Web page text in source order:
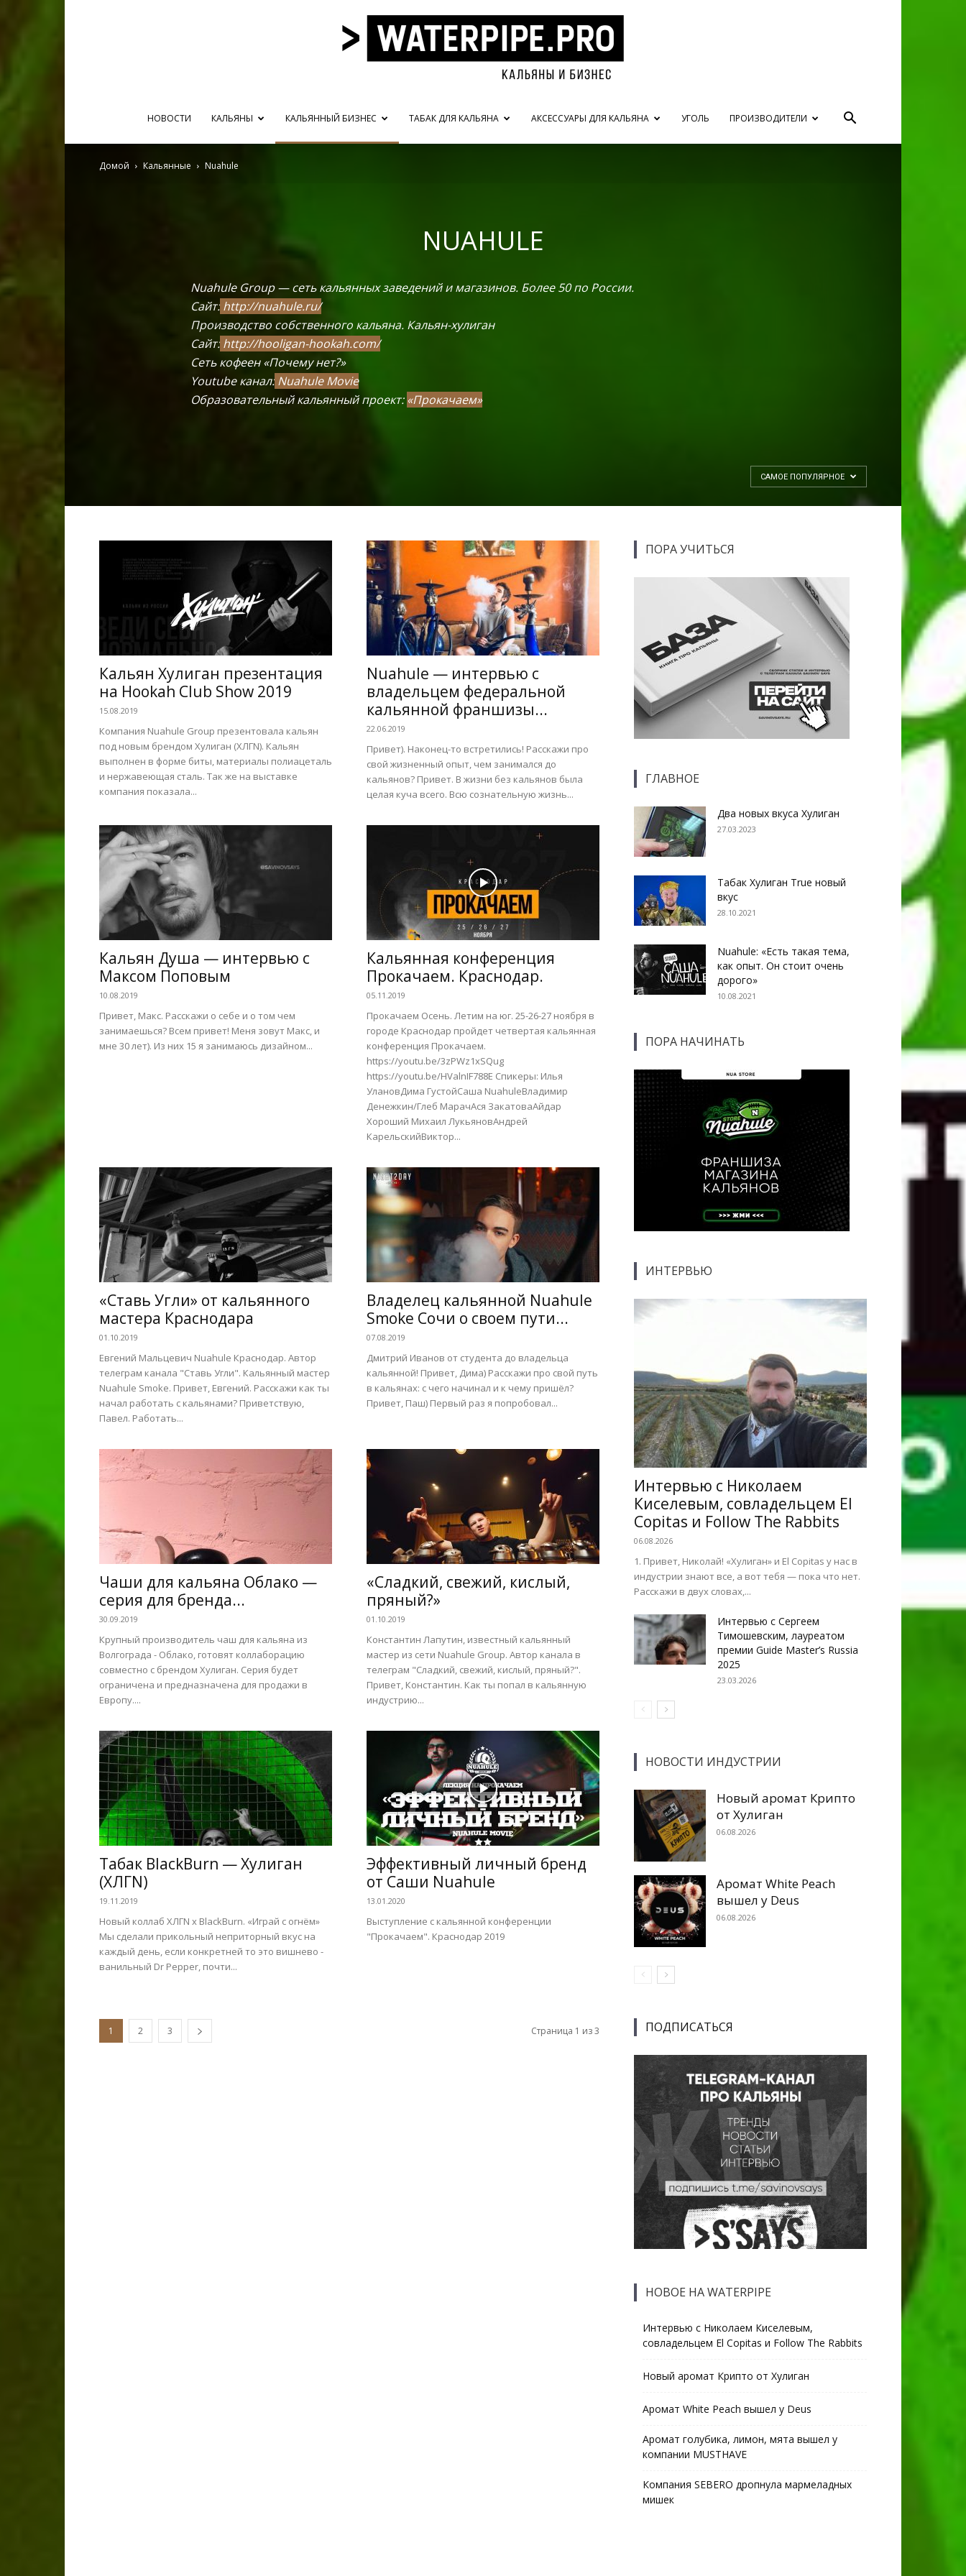
НОВОСТИ КАЛЬЯНЫ КАЛЬЯННЫЙ БИЗНЕС ТАБАК ДЛЯ КАЛЬЯНА АКСЕССУАРЫ ДЛЯ КАЛЬЯНА УГОЛЬ ПРОИЗВОДИТЕЛИ
Домой Кальянные Nuahule
NUAHULE
Nuahule Group — сеть кальянных заведений и магазинов. Более 50 по России.
Сайт: http://nuahule.ru/
Производство собственного кальяна. Кальян-хулиган
Сайт: http://hooligan-hookah.com/
Cеть кофеен «Почему нет?»
Youtube канал: Nuahule Movie
Образовательный кальянный проект:«Прокачаем»
САМОЕ ПОПУЛЯРНОЕ
Кальян Хулиган презентация
на Hookah Club Show 2019
15.08.2019
Компания Nuahule Group презентовала кальян
под новым брендом Хулиган (ХЛГN). Кальян
выполнен в форме биты, материалы полиацеталь
и нержавеющая сталь. Так же на выставке
компания показала...
Nuahule — интервью с
владельцем федеральной
кальянной франшизы...
22.06.2019
Привет). Наконец-то встретились! Расскажи про
свой жизненный опыт, чем занимался до
кальянов? Привет. В жизни без кальянов была
целая куча всего. Всю сознательную жизнь...
Кальян Душа — интервью с
Максом Поповым
10.08.2019
Привет, Макс. Расскажи о себе и о том чем
занимаешься? Всем привет! Меня зовут Макс, и
мне 30 лет). Из них 15 я занимаюсь дизайном...
Кальянная конференция
Прокачаем. Краснодар.
05.11.2019
Прокачаем Осень. Летим на юг. 25-26-27 ноября в
городе Краснодар пройдет четвертая кальянная
конференция Прокачаем.
https://youtu.be/3zPWz1xSQug
https://youtu.be/HValnIF788E Спикеры: Илья
УлановДима ГустойСаша NuahuleВладимир
Денежкин/Глеб МарачАся ЗакатоваАйдар
Хороший Михаил ЛукьяновАндрей
КарельскийВиктор...
«Ставь Угли» от кальянного
мастера Краснодара
01.10.2019
Евгений Мальцевич Nuahule Краснодар. Автор
телеграм канала "Ставь Угли". Кальянный мастер
Nuahule Smoke. Привет, Евгений. Расскажи как ты
начал работать с кальянами? Приветствую,
Павел. Работать...
Владелец кальянной Nuahule
Smoke Сочи о своем пути...
07.08.2019
Дмитрий Иванов от студента до владельца
кальянной! Привет, Дима) Расскажи про свой путь
в кальянах: с чего начинал и к чему пришёл?
Привет, Паш) Первый раз я попробовал...
Чаши для кальяна Облако —
серия для бренда...
30.09.2019
Крупный производитель чаш для кальяна из
Волгограда - Облако, готовят коллаборацию
совместно с брендом Хулиган. Серия будет
ограничена и предназначена для продажи в
Европу....
«Сладкий, свежий, кислый,
пряный?»
01.10.2019
Константин Лапутин, известный кальянный
мастер из сети Nuahule Group. Автор канала в
телеграм "Сладкий, свежий, кислый, пряный?".
Привет, Константин. Как ты попал в кальянную
индустрию...
Табак BlackBurn — Хулиган
(ХЛГN)
19.11.2019
Новый коллаб ХЛГN x BlackBurn. «Играй с огнём»
Мы сделали прикольный неприторный вкус на
каждый день, если конкретней то это вишнево -
ванильный Dr Pepper, почти...
Эффективный личный бренд
от Саши Nuahule
13.01.2020
Выступление с кальянной конференции
"Прокачаем". Краснодар 2019
1 2 3 Страница 1 из 3
ПОРА УЧИТЬСЯ
ГЛАВНОЕ
Два новых вкуса Хулиган
27.03.2023
Табак Хулиган True новый
вкус
28.10.2021
Nuahule: «Есть такая тема,
как опыт. Он стоит очень
дорого»
10.08.2021
ПОРА НАЧИНАТЬ
ИНТЕРВЬЮ
Интервью с Николаем
Киселевым, совладельцем El
Copitas и Follow The Rabbits
06.08.2026
1. Привет, Николай! «Хулиган» и El Copitas у нас в
индустрии знают все, а вот тебя — пока что нет.
Расскажи в двух словах,...
Интервью с Сергеем
Тимошевским, лауреатом
премии Guide Master’s Russia
2025
23.03.2026
НОВОСТИ ИНДУСТРИИ
Новый аромат Крипто
от Хулиган
06.08.2026
Аромат White Peach
вышел у Deus
06.08.2026
ПОДПИСАТЬСЯ
НОВОЕ НА WATERPIPE
Интервью с Николаем Киселевым,
совладельцем El Copitas и Follow The Rabbits
Новый аромат Крипто от Хулиган
Аромат White Peach вышел у Deus
Аромат голубика, лимон, мята вышел у
компании MUSTHAVE
Компания SEBERO дропнула мармеладных
мишек